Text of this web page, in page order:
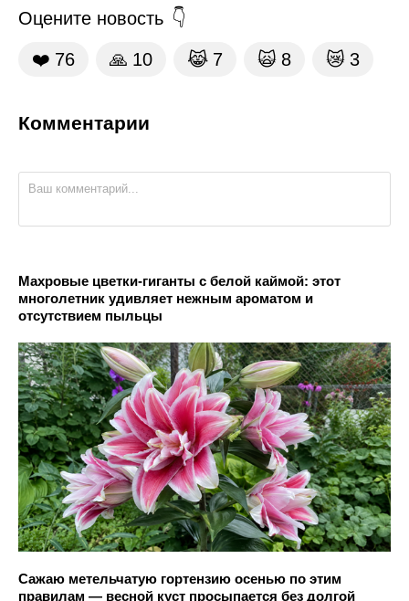
Оцените новость
❤️ 76 🙏 10 😹 7 🙀 8 😿 3
Комментарии
Махровые цветки-гиганты с белой каймой: этот
многолетник удивляет нежным ароматом и
отсутствием пыльцы
Сажаю метельчатую гортензию осенью по этим
правилам — весной куст просыпается без долгой